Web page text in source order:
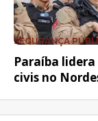
SEGURANÇA
Paraíba
civis no